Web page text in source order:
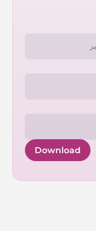
Download